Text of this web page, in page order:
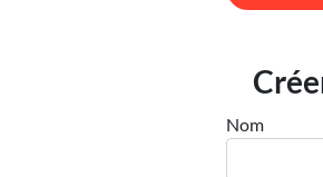
Nom